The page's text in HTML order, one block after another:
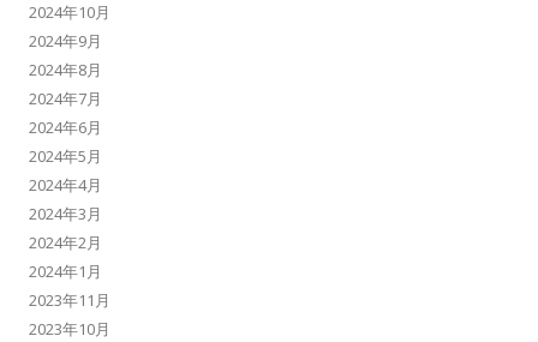
2024年10月
2024年9月
2024年8月
2024年7月
2024年6月
2024年5月
2024年4月
2024年3月
2024年2月
2024年1月
2023年11月
2023年10月